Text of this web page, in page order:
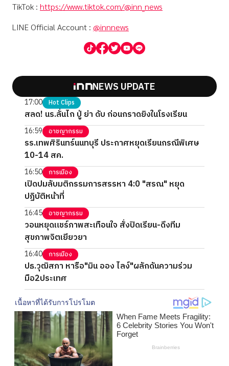
TikTok : https://www.tiktok.com/@inn_news
LINE Official Account : @innnews
NEWS UPDATE
17:00 Hot Clips
สลด! นร.ลั่นไก ปู่ ย่า ดับ ก่อนกราดยิงในโรงเรียน
16:59 อาชญากรรม
รร.เทพศิรินทร์นนทบุรี ประกาศหยุดเรียนกรณีพิเศษ
10-14 สค.
16:50 การเมือง
เปิดปมลับมติกรรมการสรรหา 4:0 "สรณ" หยุด
ปฏิบัติหน้าที่
16:45 อาชญากรรม
วอนหยุดแชร์ภาพสะเทือนใจ สั่งปิดเรียน-ดึงทีม
สุขภาพจิตเยียวยา
16:40 การเมือง
ปธ.วุฒิสภา หารือ"มิน ออง ไลง์"ผลักดันความร่วม
มือ2ประเทศ